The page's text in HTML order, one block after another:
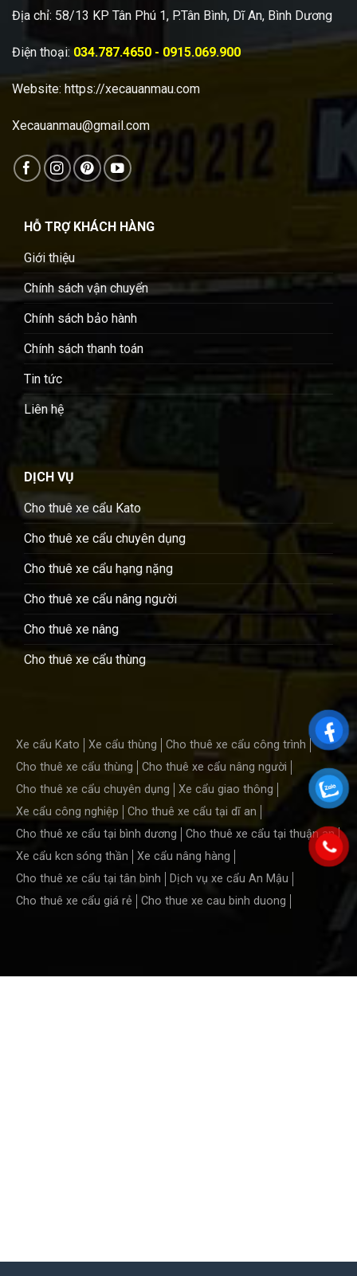
Địa chỉ: 58/13 KP Tân Phú 1, P.Tân Bình, Dĩ An, Bình Dương
Điện thoại: 034.787.4650 - 0915.069.900
Website: https://xecauanmau.com
Xecauanmau@gmail.com
HỖ TRỢ KHÁCH HÀNG
Giới thiệu
Chính sách vận chuyển
Chính sách bảo hành
Chính sách thanh toán
Tin tức
Liên hệ
DỊCH VỤ
Cho thuê xe cẩu Kato
Cho thuê xe cẩu chuyên dụng
Cho thuê xe cẩu hạng nặng
Cho thuê xe cẩu nâng người
Cho thuê xe nâng
Cho thuê xe cẩu thùng
Xe cẩu Kato Xe cẩu thùng
Cho thuê xe cẩu công trình
Cho thuê xe cẩu thùng
Cho thuê xe cẩu nâng người
Cho thuê xe cẩu chuyên dụng
Xe cẩu giao thông
Xe cẩu công nghiệp
Cho thuê xe cẩu tại dĩ an
Cho thuê xe cẩu tại bình dương
Cho thuê xe cẩu tại thuận an
Xe cẩu kcn sóng thần
Xe cẩu nâng hàng
Cho thuê xe cẩu tại tân bình
Dịch vụ xe cẩu An Mậu
Cho thuê xe cẩu giá rẻ
Cho thue xe cau binh duong